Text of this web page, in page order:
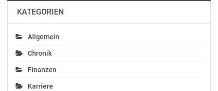
KATEGORIEN
Allgemein
Chronik
Finanzen
Karriere